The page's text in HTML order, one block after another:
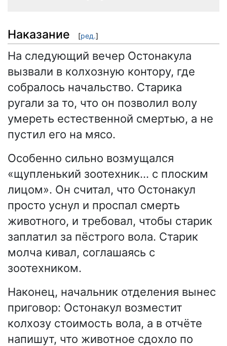
Наказание [ред.]
На следующий вечер Остонакула
вызвали в колхозную контору, где
собралось начальство. Старика
ругали за то, что он позволил волу
умереть естественной смертью, а не
пустил его на мясо.
Особенно сильно возмущался
«щупленький зоотехник… с плоским
лицом». Он считал, что Остонакул
просто уснул и проспал смерть
животного, и требовал, чтобы старик
заплатил за пёстрого вола. Старик
молча кивал, соглашаясь с
зоотехником.
Наконец, начальник отделения вынес
приговор: Остонакул возместит
колхозу стоимость вола, а в отчёте
напишут, что животное сдохло по